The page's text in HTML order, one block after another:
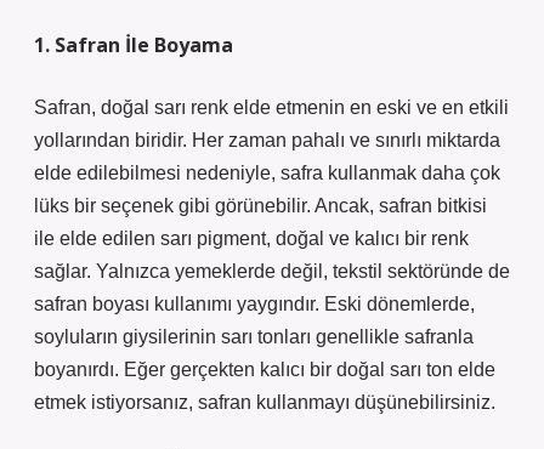
1. Safran İle Boyama
Safran, doğal sarı renk elde etmenin en eski ve en etkili
yollarından biridir. Her zaman pahalı ve sınırlı miktarda
elde edilebilmesi nedeniyle, safra kullanmak daha çok
lüks bir seçenek gibi görünebilir. Ancak, safran bitkisi
ile elde edilen sarı pigment, doğal ve kalıcı bir renk
sağlar. Yalnızca yemeklerde değil, tekstil sektöründe de
safran boyası kullanımı yaygındır. Eski dönemlerde,
soyluların giysilerinin sarı tonları genellikle safranla
boyanırdı. Eğer gerçekten kalıcı bir doğal sarı ton elde
etmek istiyorsanız, safran kullanmayı düşünebilirsiniz.